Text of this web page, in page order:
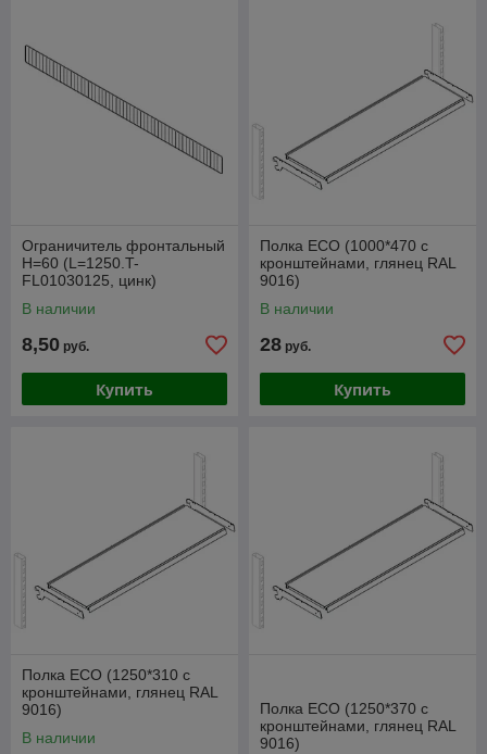
Ограничитель фронтальный
Н=60 (L=1250.T-
FL01030125, цинк)
В наличии
8,50 руб.
Купить
Полка ЕСО (1000*470 с
кронштейнами, глянец RAL
9016)
В наличии
28 руб.
Купить
Полка ЕСО (1250*310 с
кронштейнами, глянец RAL
9016)
В наличии
Полка ЕСО (1250*370 с
кронштейнами, глянец RAL
9016)